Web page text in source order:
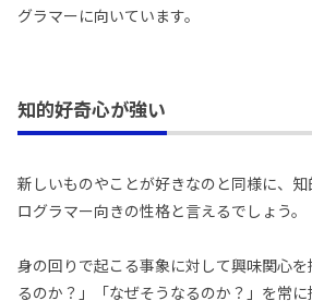
グラマーに向いています。
知的好奇心が強い
新しいものやことが好きなのと同様に、
ログラマー向きの性格と言えるでしょう。
身の回りで起こる事象に対して興味関心
るのか？」「なぜそうなるのか？」を常